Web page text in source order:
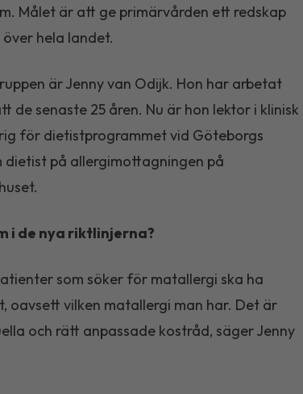
Målet är att ge primärvården ett redskap
hela landet.
är Jenny van Odijk. Hon har arbetat
de senaste 25 åren. Nu är hon lektor i klinisk
för dietistprogrammet vid Göteborgs
dietist på allergimottagningen på
i de nya riktlinjerna?
som söker för matallergi ska ha
oavsett vilken matallergi man har. Det är
och rätt anpassade kostråd, säger Jenny